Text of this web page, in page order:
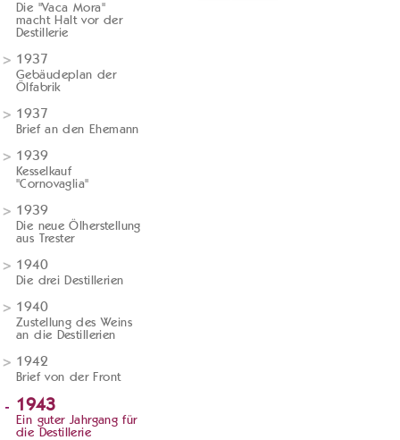
Die "Vaca Mora"
macht Halt vor der
Destillerie
1937
Gebäudeplan der
Ölfabrik
1937
Brief an den Ehemann
1939
Kesselkauf
"Cornovaglia"
1939
Die neue Ölherstellung
aus Trester
1940
Die drei Destillerien
1940
Zustellung des Weins
an die Destillerien
1942
Brief von der Front
1943
Ein guter Jahrgang für
die Destillerie